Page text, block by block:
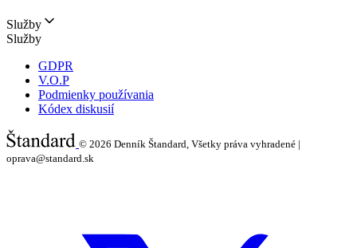
Služby
Služby
GDPR
V.O.P
Podmienky používania
Kódex diskusií
© 2026 Denník Štandard, Všetky práva vyhradené |
oprava@standard.sk